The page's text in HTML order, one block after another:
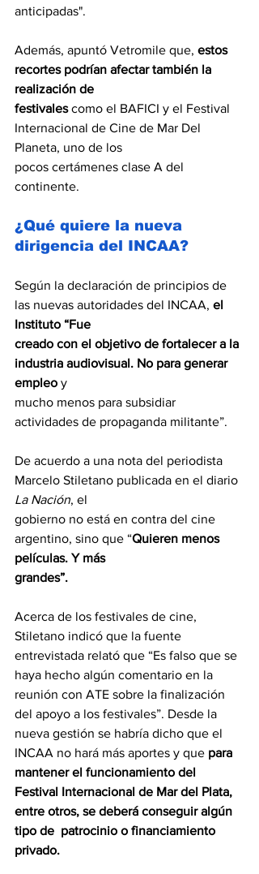
anticipadas".
Además, apuntó Vetromile que, estos
recortes podrían afectar también la
realización de
festivales como el BAFICI y el Festival
Internacional de Cine de Mar Del
Planeta, uno de los
pocos certámenes clase A del
continente.
¿Qué quiere la nueva
dirigencia del INCAA?
Según la declaración de principios de
las nuevas autoridades del INCAA, el
Instituto “Fue
creado con el objetivo de fortalecer a la
industria audiovisual. No para generar
empleo y
mucho menos para subsidiar
actividades de propaganda militante”.
De acuerdo a una nota del periodista
Marcelo Stiletano publicada en el diario
La Nación, el
gobierno no está en contra del cine
argentino, sino que “Quieren menos
películas. Y más
grandes”.
Acerca de los festivales de cine,
Stiletano indicó que la fuente
entrevistada relató que “Es falso que se
haya hecho algún comentario en la
reunión con ATE sobre la finalización
del apoyo a los festivales”. Desde la
nueva gestión se habría dicho que el
INCAA no hará más aportes y que para
mantener el funcionamiento del
Festival Internacional de Mar del Plata,
entre otros, se deberá conseguir algún
tipo de  patrocinio o financiamiento
privado.